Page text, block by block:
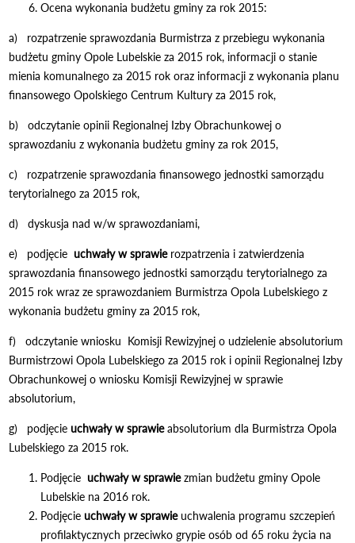
Ocena wykonania budżetu gminy za rok 2015:
a) rozpatrzenie sprawozdania Burmistrza z przebiegu wykonania
budżetu gminy Opole Lubelskie za 2015 rok, informacji o stanie
mienia komunalnego za 2015 rok oraz informacji z wykonania planu
finansowego Opolskiego Centrum Kultury za 2015 rok,
b) odczytanie opinii Regionalnej Izby Obrachunkowej o
sprawozdaniu z wykonania budżetu gminy za rok 2015,
c) rozpatrzenie sprawozdania finansowego jednostki samorządu
terytorialnego za 2015 rok,
d) dyskusja nad w/w sprawozdaniami,
e) podjęcie uchwały w sprawierozpatrzenia i zatwierdzenia
sprawozdania finansowego jednostki samorządu terytorialnego za
2015 rok wraz ze sprawozdaniem Burmistrza Opola Lubelskiego z
wykonania budżetu gminy za 2015 rok,
f) odczytanie wniosku Komisji Rewizyjnej o udzielenie absolutorium
Burmistrzowi Opola Lubelskiego za 2015 rok i opinii Regionalnej Izby
Obrachunkowej o wniosku Komisji Rewizyjnej w sprawie
absolutorium,
g) podjęcie uchwały w sprawieabsolutorium dla Burmistrza Opola
Lubelskiego za 2015 rok.
Podjęcie uchwały w sprawiezmian budżetu gminy Opole
Lubelskie na 2016 rok.
Podjęcie uchwały w sprawieuchwalenia programu szczepień
profilaktycznych przeciwko grypie osób od 65 roku życia na